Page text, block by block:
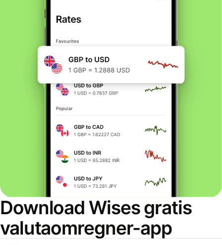
Download Wises gratis
valutaomregner-app